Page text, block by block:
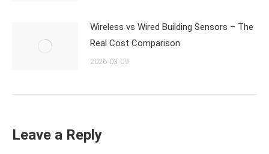
Wireless vs Wired Building Sensors – The
Real Cost Comparison
2026-03-09
Leave a Reply